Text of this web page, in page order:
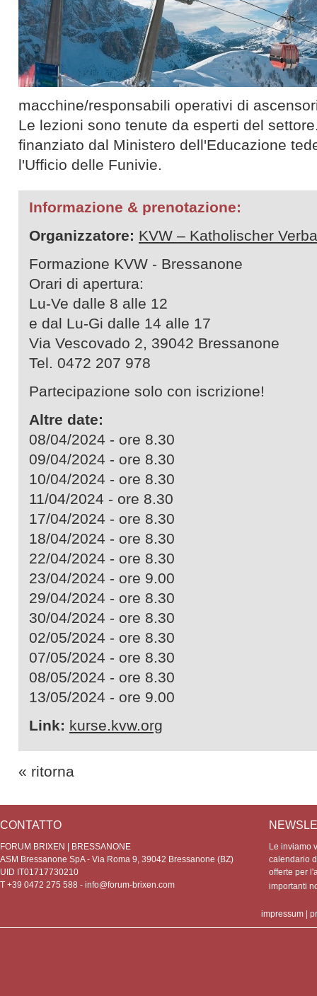
macchine/responsabili operativi di
Le lezioni sono tenute da esperti del
finanziato dal Ministero dell'Educazione
l'Ufficio delle Funivie.
Informazione & prenotazione:
Organizzatore: KVW – Katholischer
Formazione KVW - Bressanone
Orari di apertura:
Lu-Ve dalle 8 alle 12
e dal Lu-Gi dalle 14 alle 17
Via Vescovado 2, 39042 Bressanone
Tel. 0472 207 978
Partecipazione solo con iscrizione!
Altre date:
08/04/2024 - ore 8.30
09/04/2024 - ore 8.30
10/04/2024 - ore 8.30
11/04/2024 - ore 8.30
17/04/2024 - ore 8.30
18/04/2024 - ore 8.30
22/04/2024 - ore 8.30
23/04/2024 - ore 9.00
29/04/2024 - ore 8.30
30/04/2024 - ore 8.30
02/05/2024 - ore 8.30
07/05/2024 - ore 8.30
08/05/2024 - ore 8.30
13/05/2024 - ore 9.00
Link: kurse.kvw.org
« ritorna
CONTATTO
FORUM BRIXEN | BRESSANONE
ASM Bressanone SpA - Via Roma 9, 39042 Bressanone (BZ)
UID IT01717730210
T +39 0472 275 588 - info@forum-brixen.com
Le inviamo
calendario
offerte per
importanti
impressum